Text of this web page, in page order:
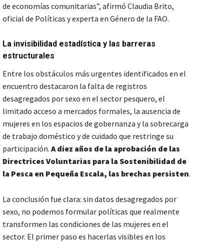
de economías comunitarias”, afirmó Claudia Brito,
oficial de Políticas y experta en Género de la FAO.
La invisibilidad estadística y las barreras
estructurales
Entre los obstáculos más urgentes identificados en el
encuentro destacaron la falta de registros
desagregados por sexo en el sector pesquero, el
limitado acceso a mercados formales, la ausencia de
mujeres en los espacios de gobernanza y la sobrecarga
de trabajo doméstico y de cuidado que restringe su
participación. A diez años de la aprobación de las
Directrices Voluntarias para la Sostenibilidad de
la Pesca en Pequeña Escala, las brechas persisten.
La conclusión fue clara: sin datos desagregados por
sexo, no podemos formular políticas que realmente
transformen las condiciones de las mujeres en el
sector. El primer paso es hacerlas visibles en los